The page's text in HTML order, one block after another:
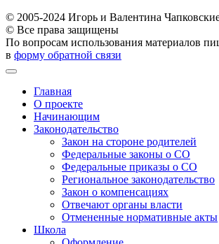
© 2005-2024 Игорь и Валентина
© Все права защищены
По вопросам использования материалов
в форму обратной связи
Главная
О проекте
Начинающим
Законодательство
Закон на стороне родителей
Федеральные законы о СО
Федеральные приказы о СО
Региональное законодательство
Закон о компенсациях
Отвечают органы власти
Отмененные нормативные акты
Школа